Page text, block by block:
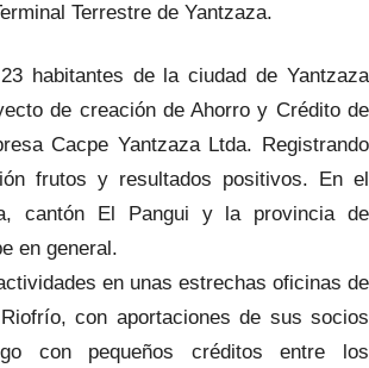
Terrestre de Yantzaza.
habitantes de la ciudad de Yantzaza
de creación de Ahorro y Crédito de
Cacpe Yantzaza Ltda. Registrando
frutos y resultados positivos. En el
cantón El Pangui y la provincia de
en general.
en unas estrechas oficinas de
con aportaciones de sus socios
con pequeños créditos entre los